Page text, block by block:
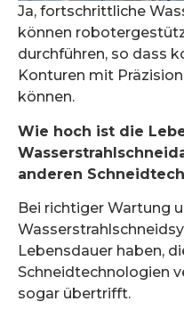
Ja, fortschrittliche
können
durchführen, so dass
Konturen mit
können.
Wie hoch ist die
anderen
Bei richtiger Wartung
Lebensdauer haben,
Schneidtechnologien
sogar übertrifft.